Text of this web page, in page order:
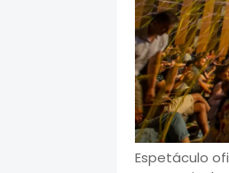
Espetáculo